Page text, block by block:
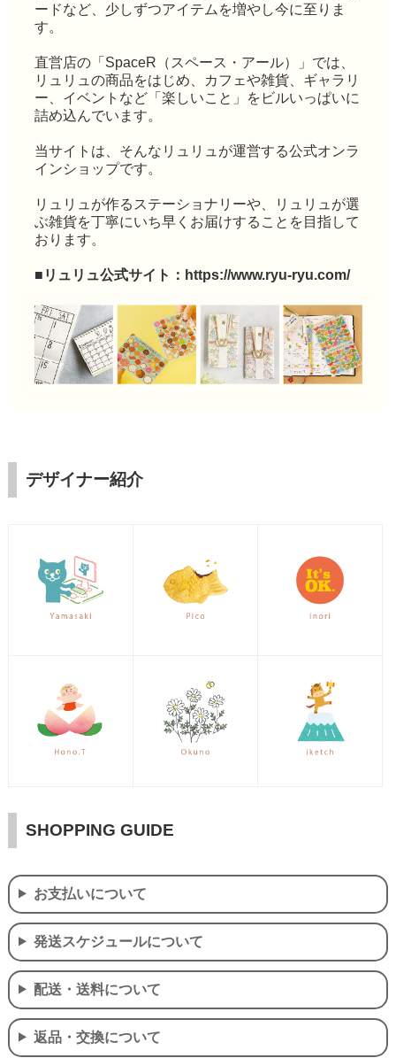
ードなど、少しずつアイテムを増やし今に至りま
す。
直営店の「SpaceR（スペース・アール）」では、
リュリュの商品をはじめ、カフェや雑貨、ギャラリ
ー、イベントなど「楽しいこと」をビルいっぱいに
詰め込んでいます。
当サイトは、そんなリュリュが運営する公式オンラ
インショップです。
リュリュが作るステーショナリーや、リュリュが選
ぶ雑貨を丁寧にいち早くお届けすることを目指して
おります。
■リュリュ公式サイト： https://www.ryu-ryu.com/
デザイナー紹介
SHOPPING GUIDE
お支払いについて
発送スケジュールについて
配送・送料について
返品・交換について